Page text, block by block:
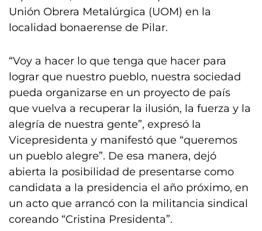
Unión Obrera Metalúrgica (UOM) en la
localidad bonaerense de Pilar.
“Voy a hacer lo que tenga que hacer para
lograr que nuestro pueblo, nuestra sociedad
pueda organizarse en un proyecto de país
que vuelva a recuperar la ilusión, la fuerza y la
alegría de nuestra gente”, expresó la
Vicepresidenta y manifestó que “queremos
un pueblo alegre”. De esa manera, dejó
abierta la posibilidad de presentarse como
candidata a la presidencia el año próximo, en
un acto que arrancó con la militancia sindical
coreando “Cristina Presidenta”.